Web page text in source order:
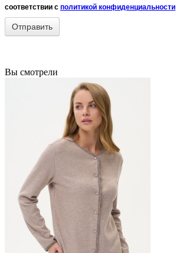
соответствии с политикой конфиденциальности
Вы смотрели